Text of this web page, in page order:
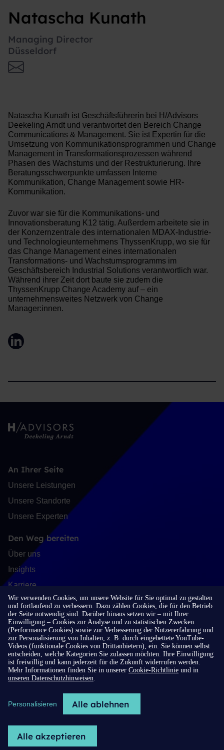
Natascha Kunath
Managing Director
Düsseldorf
Natascha Kunath ist Geschäftsführerin bei H/Advisors
Deekeling Arndt und verantwortet den Bereich Change
Communications & Management. Sie ist Expertin für die
Umsetzung von Kommunikationsprogrammen und Change
Management in Transformationsprozessen während
Phasen des Wachstums und der Restrukturierung. Ihre
Beratungsschwerpunkte umfassen Interne
Kommunikation, Change Management sowie HR-
Kommunikation.
Zuvor war sie für die Kommunikations- und
Innovationsberatung K12 tätig. Außerdem arbeitete sie in
der Konzernzentrale des internationalen MDAX-Industrie-
und Technologieunternehmens ThyssenKrupp, wo sie für
das Change Management eines internationalen
Transformations- und Wachstumsprogramms im
Geschäftsbereich Industrial Solutions verantwortlich war.
Während ihrer Zeit dort baute sie zudem die
ThyssenKrupp Change Academy auf – ein
unternehmensweites Netzwerk von Change
Manager:innen.
LinkedIn
An Ihrer Seite
Unsere Leistungen
Unsere Standorte
Unsere Experten
Den Weg bereiten
Über uns
Insights
Karriere
In Kontakt treten
Kontakt
Newsletteranmeldung
LinkedIn
Datenschutzhinweise
Wir verwenden Cookies, um unsere Website für Sie optimal zu gestalten
und fortlaufend zu verbessern. Dazu zählen Cookies, die für den Betrieb
der Seite notwendig sind. Darüber hinaus setzen wir – mit Ihrer
Einwilligung – Cookies zur Analyse und zu statistischen Zwecken
(Performance Cookies) sowie zur Verbesserung der Nutzererfahrung und
zur Personalisierung von Inhalten, z. B. durch eingebettete YouTube-
Videos (funktionale Cookies von Drittanbietern), ein. Sie können selbst
entscheiden, welche Kategorien Sie zulassen möchten. Ihre Einwilligung
ist freiwillig und kann jederzeit für die Zukunft widerrufen werden.
Mehr Informationen finden Sie in unserer Cookie-Richtlinie und in
unseren Datenschutzhinweisen.
Personalisieren Alle ablehnen
Alle akzeptieren